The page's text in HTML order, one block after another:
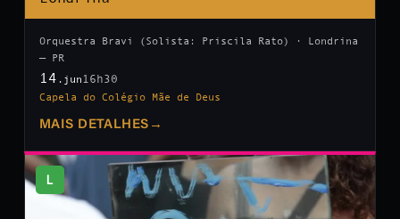
Orquestra Bravi (Solista: Priscila Rato) · Londrina
— PR
14 .jun 16h30
Capela do Colégio Mãe de Deus
MAIS DETALHES →
L